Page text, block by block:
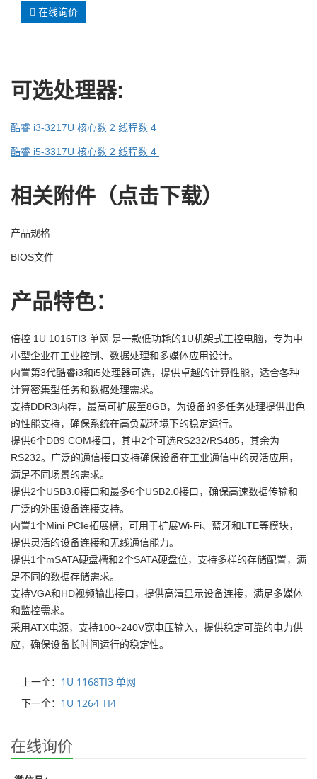
在线询价
可选处理器:
酷睿 i3-3217U 核心数 2 线程数 4
酷睿 i5-3317U 核心数 2 线程数 4
相关附件（点击下载）
产品规格
BIOS文件
产品特色：
倍控 1U 1016TI3 单网 是一款低功耗的1U机架式工控电脑，专为中
小型企业在工业控制、数据处理和多媒体应用设计。
内置第3代酷睿i3和i5处理器可选，提供卓越的计算性能，适合各种
计算密集型任务和数据处理需求。
支持DDR3内存，最高可扩展至8GB，为设备的多任务处理提供出色
的性能支持，确保系统在高负载环境下的稳定运行。
提供6个DB9 COM接口，其中2个可选RS232/RS485，其余为
RS232。广泛的通信接口支持确保设备在工业通信中的灵活应用，
满足不同场景的需求。
提供2个USB3.0接口和最多6个USB2.0接口，确保高速数据传输和
广泛的外围设备连接支持。
内置1个Mini PCIe拓展槽，可用于扩展Wi-Fi、蓝牙和LTE等模块，
提供灵活的设备连接和无线通信能力。
提供1个mSATA硬盘槽和2个SATA硬盘位，支持多样的存储配置，满
足不同的数据存储需求。
支持VGA和HD视频输出接口，提供高清显示设备连接，满足多媒体
和监控需求。
采用ATX电源，支持100~240V宽电压输入，提供稳定可靠的电力供
应，确保设备长时间运行的稳定性。
上一个： 1U 1168TI3 单网
下一个： 1U 1264 TI4
在线询价